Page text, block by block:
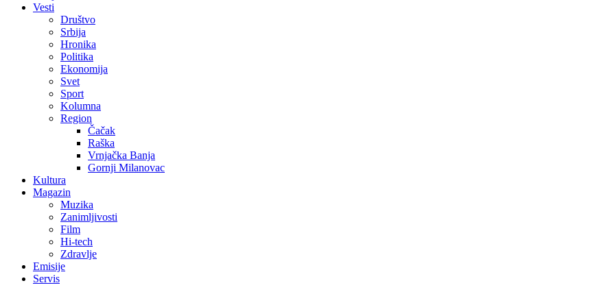
Vesti
Društvo
Srbija
Hronika
Politika
Ekonomija
Svet
Sport
Kolumna
Region
Čačak
Raška
Vrnjačka Banja
Gornji Milanovac
Kultura
Magazin
Muzika
Zanimljivosti
Film
Hi-tech
Zdravlje
Emisije
Servis